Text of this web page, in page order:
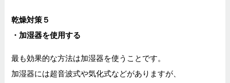
乾燥対策５
・加湿器を使用する
最も効果的な方法は加湿器を使うことです。
加湿器には超音波式や気化式などがありますが、